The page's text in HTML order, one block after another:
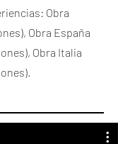
Obra
Obra España
Obra Italia